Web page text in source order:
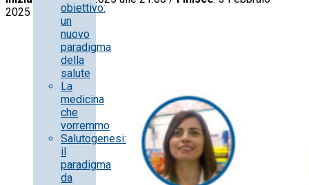
obiettivo:
un
nuovo
paradigma
della
salute
La
medicina
che
vorremmo
Salutogenesi:
il
paradigma
da
2025 alle 21:46